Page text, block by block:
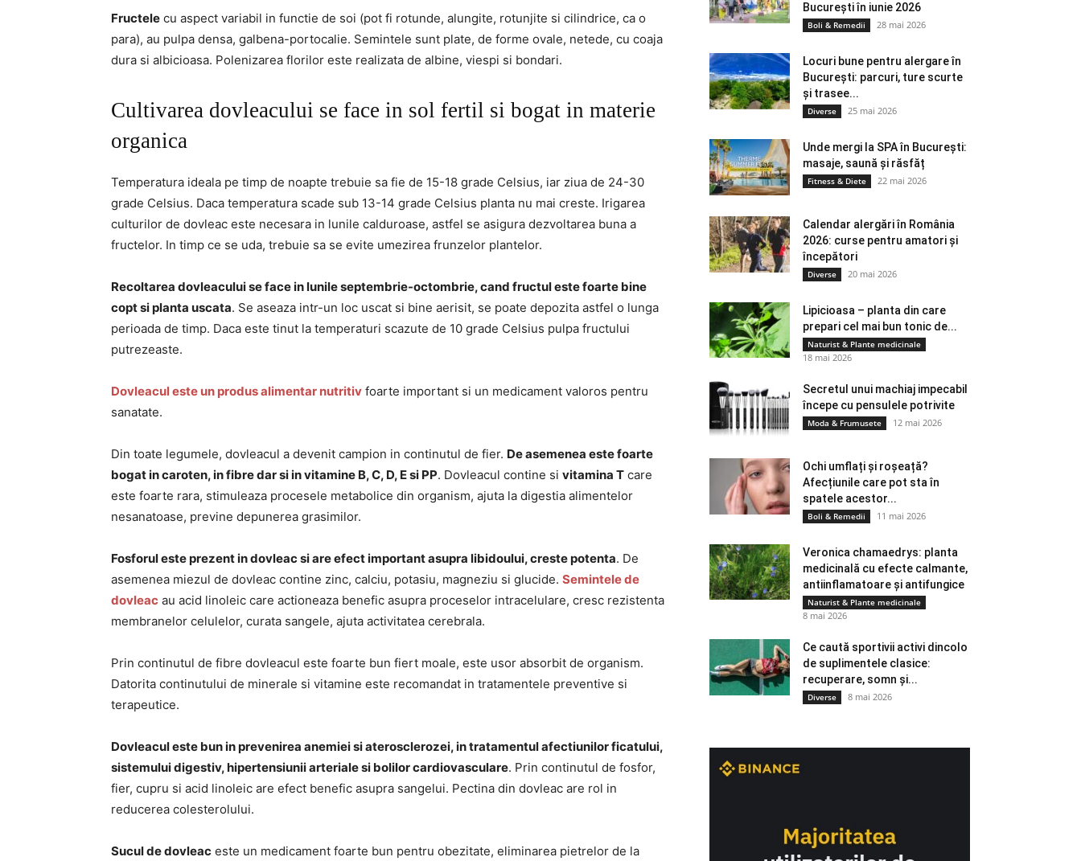
Fructele cu aspect variabil in functie de soi (pot fi rotunde, alungite, rotunjite si cilindrice, ca o
para), au pulpa densa, galbena-portocalie. Semintele sunt plate, de forme ovale, netede, cu coaja
dura si albicioasa. Polenizarea florilor este realizata de albine, viespi si bondari.
Cultivarea dovleacului se face in sol fertil si bogat in materie
organica
Temperatura ideala pe timp de noapte trebuie sa fie de 15-18 grade Celsius, iar ziua de 24-30
grade Celsius. Daca temperatura scade sub 13-14 grade Celsius planta nu mai creste. Irigarea
culturilor de dovleac este necesara in lunile calduroase, astfel se asigura dezvoltarea buna a
fructelor. In timp ce se uda, trebuie sa se evite umezirea frunzelor plantelor.
Recoltarea dovleacului se face in lunile septembrie-octombrie, cand fructul este foarte bine
copt si planta uscata. Se aseaza intr-un loc uscat si bine aerisit, se poate depozita astfel o lunga
perioada de timp. Daca este tinut la temperaturi scazute de 10 grade Celsius pulpa fructului
putrezeaste.
Dovleacul este un produs alimentar nutritiv foarte important si un medicament valoros pentru
sanatate.
Din toate legumele, dovleacul a devenit campion in continutul de fier. De asemenea este foarte
bogat in caroten, in fibre dar si in vitamine B, C, D, E si PP. Dovleacul contine si vitamina T care
este foarte rara, stimuleaza procesele metabolice din organism, ajuta la digestia alimentelor
nesanatoase, previne depunerea grasimilor.
Fosforul este prezent in dovleac si are efect important asupra libidoului, creste potenta. De
asemenea miezul de dovleac contine zinc, calciu, potasiu, magneziu si glucide. Semintele de
dovleac au acid linoleic care actioneaza benefic asupra proceselor intracelulare, cresc rezistenta
membranelor celulelor, curata sangele, ajuta activitatea cerebrala.
Prin continutul de fibre dovleacul este foarte bun fiert moale, este usor absorbit de organism.
Datorita continutului de minerale si vitamine este recomandat in tratamentele preventive si
terapeutice.
Dovleacul este bun in prevenirea anemiei si aterosclerozei, in tratamentul afectiunilor ficatului,
sistemului digestiv, hipertensiunii arteriale si bolilor cardiovasculare. Prin continutul de fosfor,
fier, cupru si acid linoleic are efect benefic asupra sangelui. Pectina din dovleac are rol in
reducerea colesterolului.
Sucul de dovleac este un medicament foarte bun pentru obezitate, eliminarea pietrelor de la
București în iunie 2026
Boli & Remedii 28 mai 2026
Locuri bune pentru alergare în
București: parcuri, ture scurte
și trasee...
Diverse 25 mai 2026
Unde mergi la SPA în București:
masaje, saună și răsfăț
Fitness & Diete 22 mai 2026
Calendar alergări în România
2026: curse pentru amatori și
începători
Diverse 20 mai 2026
Lipicioasa – planta din care
prepari cel mai bun tonic de...
Naturist & Plante medicinale
18 mai 2026
Secretul unui machiaj impecabil
începe cu pensulele potrivite
Moda & Frumusete 12 mai 2026
Ochi umflați și roșeață?
Afecțiunile care pot sta în
spatele acestor...
Boli & Remedii 11 mai 2026
Veronica chamaedrys: planta
medicinală cu efecte calmante,
antiinflamatoare și antifungice
Naturist & Plante medicinale
8 mai 2026
Ce caută sportivii activi dincolo
de suplimentele clasice:
recuperare, somn și...
Diverse 8 mai 2026